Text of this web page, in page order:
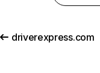
driverexpress.com